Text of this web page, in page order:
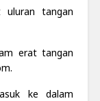
uluran tangan
erat tangan
ke dalam